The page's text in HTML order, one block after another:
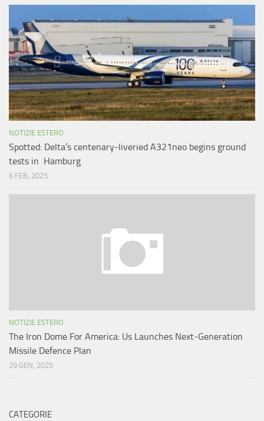
NOTIZIE ESTERO
Spotted: Delta’s centenary-liveried A321neo begins ground
tests in Hamburg
6 FEB, 2025
NOTIZIE ESTERO
The Iron Dome For America: Us Launches Next-Generation
Missile Defence Plan
29 GEN, 2025
CATEGORIE